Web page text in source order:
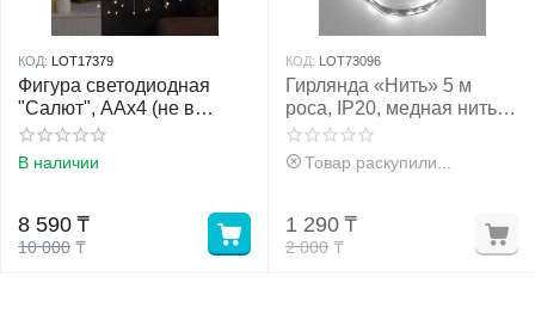
КОД: LOT17379
Фигура светодиодная
"Салют", ААx4 (не в
компл.), 120 LED,
свечение теплоё белое
В наличии
10 000 ₸
8 590 ₸
КОД: LOT73096
Гирлянда «Нить» 5 м
роса, IP20, медная нить,
50 LED, свечение белое,
USBТовар раскупили...
2 000 ₸
1 290 ₸